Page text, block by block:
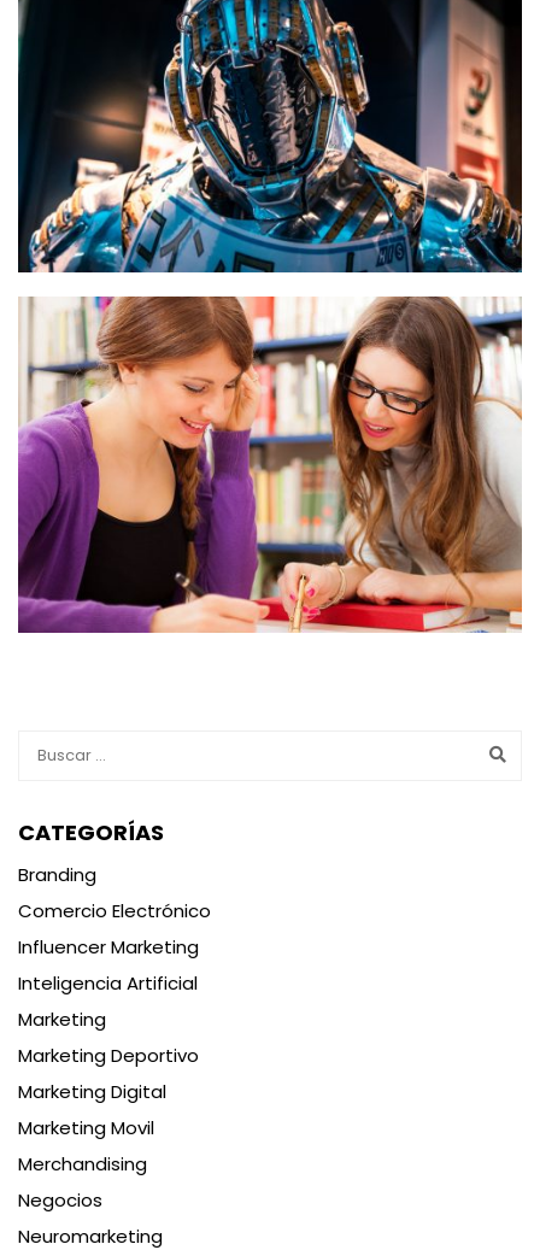
CATEGORÍAS
Branding
Comercio Electrónico
Influencer Marketing
Inteligencia Artificial
Marketing
Marketing Deportivo
Marketing Digital
Marketing Movil
Merchandising
Negocios
Neuromarketing